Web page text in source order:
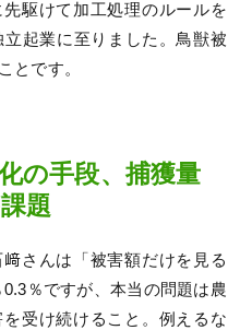
駆けて加工処理のルールを
起業に至りました。鳥獣被
とです。
の手段、捕獲量
題
さんは「被害額だけを見る
％ですが、本当の問題は農
受け続けること。例えるな